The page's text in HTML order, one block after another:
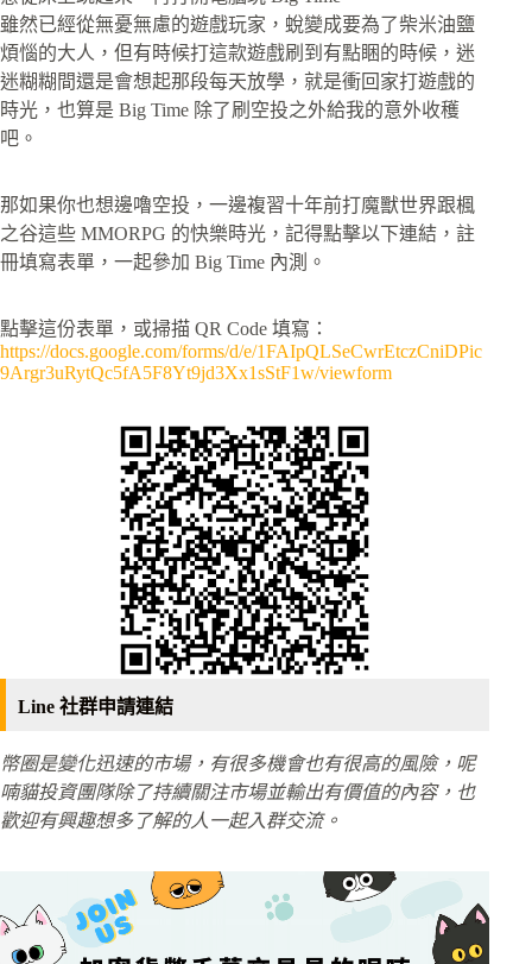
雖然已經從無憂無慮的遊戲玩家，蛻變成要為了柴米油鹽
煩惱的大人，但有時候打這款遊戲刷到有點睏的時候，迷
迷糊糊間還是會想起那段每天放學，就是衝回家打遊戲的
時光，也算是 Big Time 除了刷空投之外給我的意外收穫
吧。
那如果你也想邊嚕空投，一邊複習十年前打魔獸世界跟楓
之谷這些 MMORPG 的快樂時光，記得點擊以下連結，註
冊填寫表單，一起參加 Big Time 內測。
點擊這份表單，或掃描 QR Code 填寫：
https://docs.google.com/forms/d/e/1FAIpQLSeCwrEtczCniDPic
9Argr3uRytQc5fA5F8Yt9jd3Xx1sStF1w/viewform
Line 社群申請連結
幣圈是變化迅速的市場，有很多機會也有很高的風險，呢
喃貓投資團隊除了持續關注市場並輸出有價值的內容，也
歡迎有興趣想多了解的人一起入群交流。